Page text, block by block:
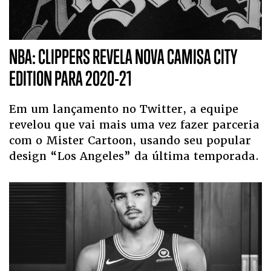
NBA: CLIPPERS REVELA NOVA CAMISA CITY
EDITION PARA 2020-21
Em um lançamento no Twitter, a equipe
revelou que vai mais uma vez fazer parceria
com o Mister Cartoon, usando seu popular
design “Los Angeles” da última temporada.